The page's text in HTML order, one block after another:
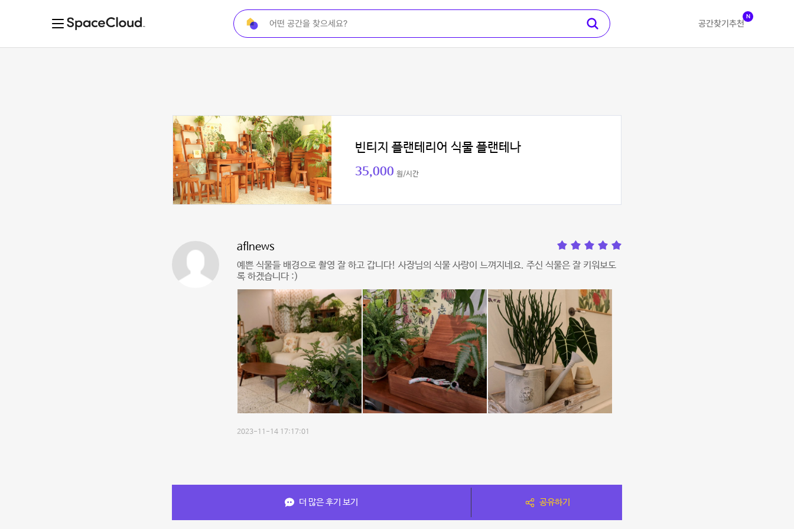
공간찾기 추천
N
빈티지 플랜테리어 식물 플랜테나
35,000 원/시간
aflnews
예쁜 식물들 배경으로 촬영 잘 하고 갑니다! 사장님의 식물 사랑이 느껴지네요. 주신 식물은 잘 키워보도
록 하겠습니다 :)
2023-11-14 17:17:01
더 많은 후기 보기 공유하기